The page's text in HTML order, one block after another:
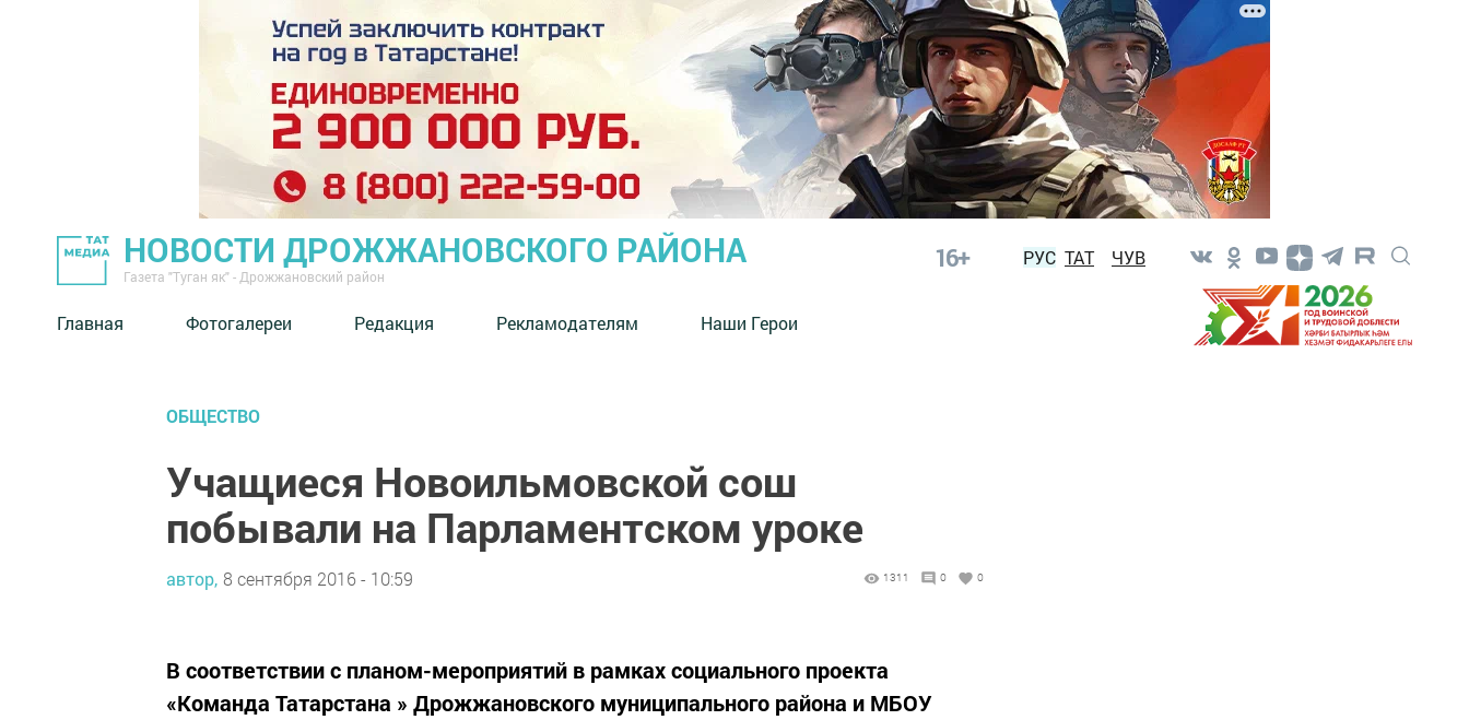
НОВОСТИ ДРОЖЖАНОВСКОГО РАЙОНА
Газета "Туган як" - Дрожжановский район
16+ РУС ТАТ ЧУВ
Главная Фотогалереи Редакция Рекламодателям Наши Герои
ОБЩЕСТВО
Учащиеся Новоильмовской сош
побывали на Парламентском уроке
автор, 8 сентября 2016 - 10:59 1311 0 0
В соответствии с планом-мероприятий в рамках социального проекта
«Команда Татарстана » Дрожжановского муниципального района и МБОУ